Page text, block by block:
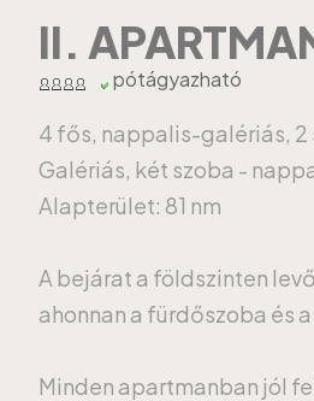
II.
pótágyazható
4 fős, nappalis-galériás, 2
Galériás, két szoba -
Alapterület: 81 nm
A bejárat a földszinten
ahonnan a fürdőszoba és
Minden apartmanban jól